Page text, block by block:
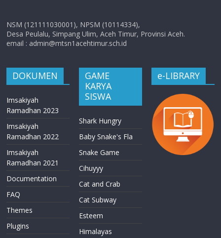
NSM (121111030001), NPSM (10114334),
Desa Peulalu, Simpang Ulim, Aceh Timur, Provinsi Aceh.
email : admin@mtsn1acehtimur.sch.id
DOKUMEN
Imsakiyah
Ramadhan 2023
Imsakiyah
Ramadhan 2022
Imsakiyah
Ramadhan 2021
Documentation
FAQ
Themes
Plugins
GAME
KARYA
SISWA
Shark Hungry
Baby Snake's Fla
Snake Game
Cihuyyy
Cat and Crab
Cat Subway
Esteem
Himalayas
e-LIBRARY